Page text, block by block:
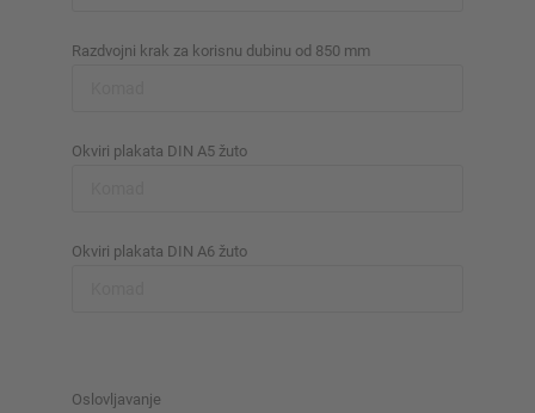
Razdvojni krak za korisnu dubinu od 850 mm
Okviri plakata DIN A5 žuto
Okviri plakata DIN A6 žuto
Oslovljavanje